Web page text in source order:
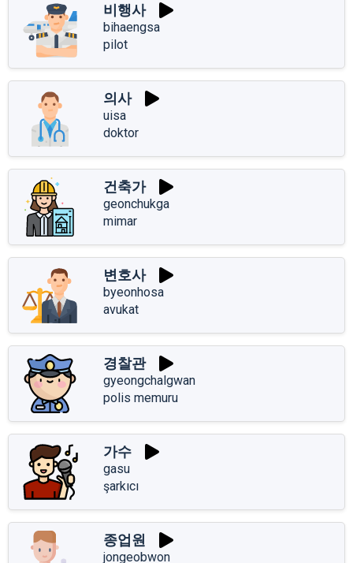
비행사
bihaengsa
pilot
의사
uisa
doktor
건축가
geonchukga
mimar
변호사
byeonhosa
avukat
경찰관
gyeongchalgwan
polis memuru
가수
gasu
şarkıcı
종업원
jongeobwon